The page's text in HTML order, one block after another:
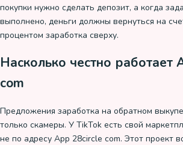
покупки нужно сделать депозит, а когда
выполнено, деньги должны вернуться на
процентом заработка сверху.
Насколько честно работает
com
Предложения заработка на обратном
только скамеры. У TikTok есть свой
не по адресу App 28circle com. Этот проект